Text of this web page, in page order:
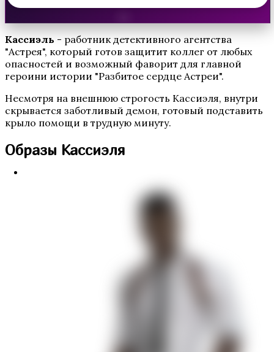
Бюро Параллельных Миров. Том 2
Кассиэль - работник детективного агентства
"Астрея", который готов защитит коллег от любых
опасностей и возможный фаворит для главной
героини истории "Разбитое сердце Астреи".
Несмотря на внешнюю строгость Кассиэля, внутри
скрывается заботливый демон, готовый подставить
крыло помощи в трудную минуту.
Образы Кассиэля